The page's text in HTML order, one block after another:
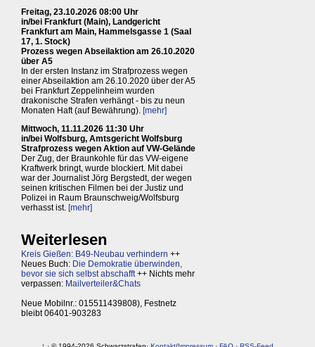
Freitag, 23.10.2026 08:00 Uhr
in/bei Frankfurt (Main), Landgericht
Frankfurt am Main, Hammelsgasse 1 (Saal
17, 1. Stock)
Prozess wegen Abseilaktion am 26.10.2020
über A5
In der ersten Instanz im Strafprozess wegen
einer Abseilaktion am 26.10.2020 über der A5
bei Frankfurt Zeppelinheim wurden
drakonische Strafen verhängt - bis zu neun
Monaten Haft (auf Bewährung). [mehr]
Mittwoch, 11.11.2026 11:30 Uhr
in/bei Wolfsburg, Amtsgericht Wolfsburg
Strafprozess wegen Aktion auf VW-Gelände
Der Zug, der Braunkohle für das VW-eigene
Kraftwerk bringt, wurde blockiert. Mit dabei
war der Journalist Jörg Bergstedt, der wegen
seinen kritischen Filmen bei der Justiz und
Polizei in Raum Braunschweig/Wolfsburg
verhasst ist. [mehr]
Weiterlesen
Kreis Gießen: B49-Neubau verhindern ++
Neues Buch: Die Demokratie überwinden,
bevor sie sich selbst abschafft++ Nichts mehr
verpassen: Mailverteiler&Chats
Neue Mobilnr.: 015511439808), Festnetz
bleibt 06401-903283